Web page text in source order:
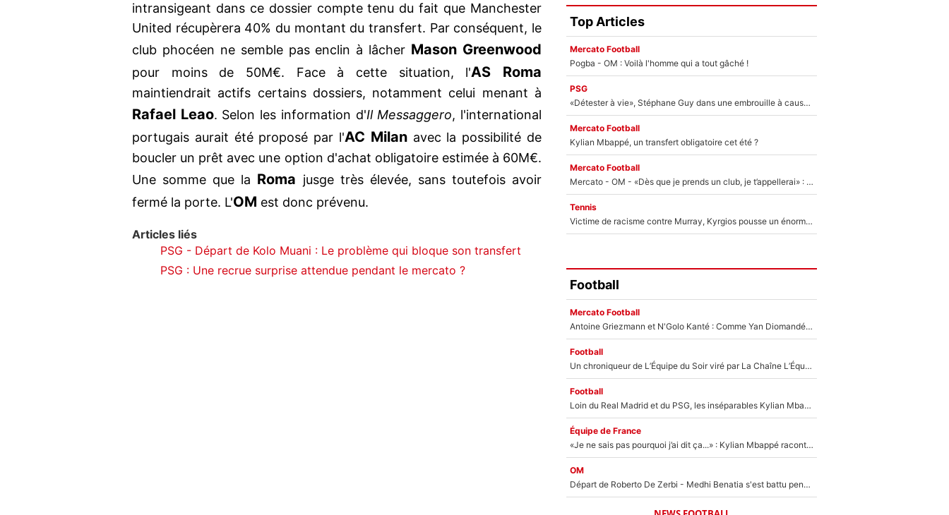
intransigeant dans ce dossier compte tenu du fait que Manchester
United récupèrera 40% du montant du transfert. Par conséquent, le
club phocéen ne semble pas enclin à lâcher Mason Greenwood
pour moins de 50M€. Face à cette situation, l'AS Roma
maintiendrait actifs certains dossiers, notamment celui menant à
Rafael Leao. Selon les information d'Il Messaggero, l'international
portugais aurait été proposé par l'AC Milanavec la possibilité de
boucler un prêt avec une option d'achat obligatoire estimée à 60M€.
Une somme que la Roma jusge très élevée, sans toutefois avoir
fermé la porte. L'OM est donc prévenu.
Articles liés
PSG - Départ de Kolo Muani : Le problème qui bloque son transfert
PSG : Une recrue surprise attendue pendant le mercato ?
Top Articles
Mercato Football
Pogba - OM : Voilà l'homme qui a tout gâché !
PSG
«Détester à vie», Stéphane Guy dans une embrouille à cause du PSG !
Mercato Football
Kylian Mbappé, un transfert obligatoire cet été ?
Mercato Football
Mercato - OM - «Dès que je prends un club, je t’appellerai» : La promesse de Marcelino au moment de claquer la porte
Tennis
Victime de racisme contre Murray, Kyrgios pousse un énorme coup de gueule !
Football
Mercato Football
Antoine Griezmann et N'Golo Kanté : Comme Yan Diomandé, les deux champions du monde ont refusé de signer au PSG !
Football
Un chroniqueur de L’Équipe du Soir viré par La Chaîne L’Équipe : Même Olivier Ménard n’avait pas pu empêcher son départ, «je l’ai appris sur Twitter, je l’ai vécu assez mal»
Football
Loin du Real Madrid et du PSG, les inséparables Kylian Mbappé et Achraf Hakimi changent d'équipe le temps d'une journée !
Équipe de France
«Je ne sais pas pourquoi j’ai dit ça...» : Kylian Mbappé raconte sa première rencontre avec Zinédine Zidane (et c’est très drôle)
OM
Départ de Roberto De Zerbi - Medhi Benatia s'est battu pendant six mois pour le retenir à l'OM, le PSG a été le naufrage de trop : «Je pars avec toi»